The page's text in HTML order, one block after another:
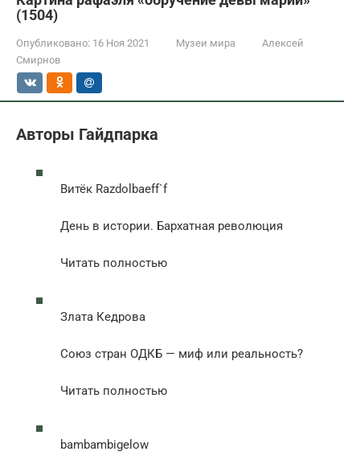
(1504)
Опубликовано: 16 Ноя 2021 Музеи мира
Алексей
Смирнов
Авторы Гайдпарка
Витёк Razdolbaeff`f
День в истории. Бархатная революция
Читать полностью
Злата Кедрова
Союз стран ОДКБ — миф или реальность?
Читать полностью
bambambigelow